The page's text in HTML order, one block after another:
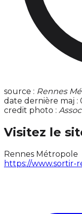
source : Rennes
date dernière maj :
credit photo :
Visitez le
Rennes Métropole
https://www.sortir-